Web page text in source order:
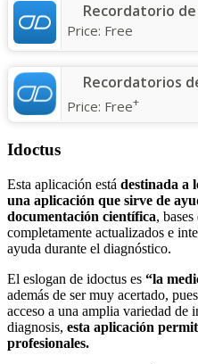
Recordatorio
Price: Free
Recordatorios
Price: Free+
Idoctus
Esta aplicación está destinada a
una aplicación que sirve de
documentación científica,
completamente actualizados e
ayuda durante el diagnóstico.
El eslogan de idoctus es “la
además de ser muy acertado,
acceso a una amplia variedad de
diagnosis, esta aplicación
profesionales.